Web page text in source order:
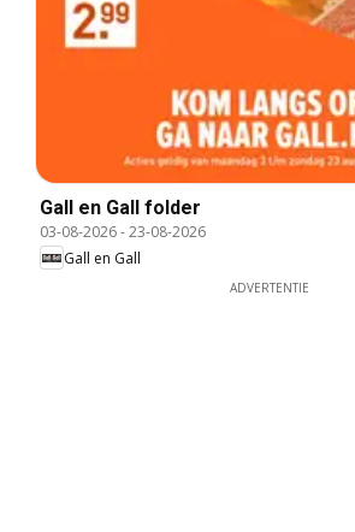
Gall en Gall folder
03-08-2026-23-08-2026
Gall en Gall
ADVERTENTIE